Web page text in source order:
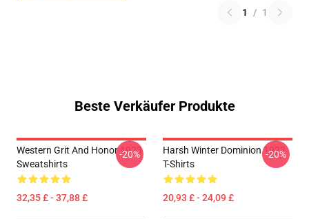
1 / 1
Beste Verkäufer Produkte
Western Grit And Honor 1923
Sweatshirts
32,35 £ - 37,88 £
-20%
Harsh Winter Dominion 1923
T-Shirts
20,93 £ - 24,09 £
-20%